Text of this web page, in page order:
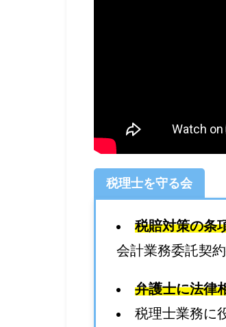
税理士を守る会
税賠対策の条
会計業務委託契
弁護士に法律
税理士業務に